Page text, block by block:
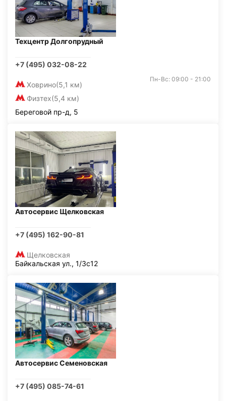
Техцентр Долгопрудный
+7 (495) 032-08-22
Ховрино(5,1 км)
Физтех(5,4 км)
Пн-Вс: 09:00 - 21:00
Береговой пр-д, 5
Автосервис Щелковская
+7 (495) 162-90-81
Щелковская
Байкальская ул., 1/3с12
Автосервис Семеновская
+7 (495) 085-74-61